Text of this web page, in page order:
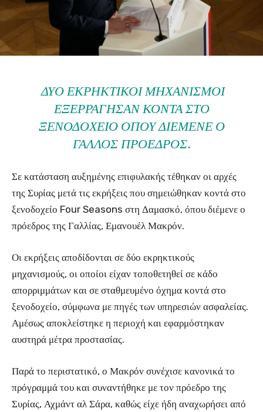
ΔΎΟ ΕΚΡΗΚΤΙΚΟΊ ΜΗΧΑΝΙΣΜΟΊ
ΕΞΕΡΡΆΓΗΣΑΝ ΚΟΝΤΆ ΣΤΟ
ΞΕΝΟΔΟΧΕΊΟ ΌΠΟΥ ΔΙΈΜΕΝΕ Ο
ΓΆΛΛΟΣ ΠΡΌΕΔΡΟΣ.
Σε κατάσταση αυξημένης επιφυλακής τέθηκαν οι αρχές
της Συρίας μετά τις εκρήξεις που σημειώθηκαν κοντά στο
ξενοδοχείο Four Seasons στη Δαμασκό, όπου διέμενε ο
πρόεδρος της Γαλλίας, Εμανουέλ Μακρόν.
Οι εκρήξεις αποδίδονται σε δύο εκρηκτικούς
μηχανισμούς, οι οποίοι είχαν τοποθετηθεί σε κάδο
απορριμμάτων και σε σταθμευμένο όχημα κοντά στο
ξενοδοχείο, σύμφωνα με πηγές των υπηρεσιών ασφαλείας.
Αμέσως αποκλείστηκε η περιοχή και εφαρμόστηκαν
αυστηρά μέτρα προστασίας.
Παρά το περιστατικό, ο Μακρόν συνέχισε κανονικά το
πρόγραμμά του και συναντήθηκε με τον πρόεδρο της
Συρίας, Αχμάντ αλ Σάρα, καθώς είχε ήδη αναχωρήσει από